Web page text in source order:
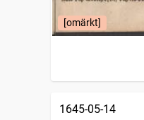
[omärkt]
1645-05-14